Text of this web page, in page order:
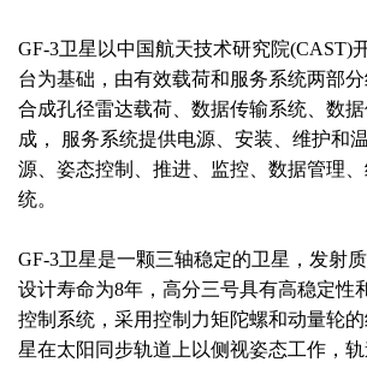
GF-3卫星以中国航天技术研究院(CAST)
台为基础，由有效载荷和服务系统两部
合成孔径雷达载荷、数据传输系统、数
成， 服务系统提供电源、安装、维护和
源、姿态控制、推进、监控、数据管理
统。
GF-3卫星是一颗三轴稳定的卫星，发射质
设计寿命为8年，高分三号具有高稳定性
控制系统，采用控制力矩陀螺和动量轮
星在太阳同步轨道上以侧视姿态工作，